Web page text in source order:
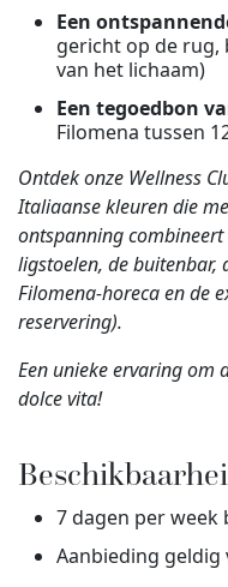
Een
gericht op de rug,
van het lichaam)
Een tegoedbon
Filomena tussen
Ontdek onze Wellness
Italiaanse kleuren die
ontspanning
ligstoelen, de buitenbar,
Filomena-horeca en de
reservering).
Een unieke ervaring om
dolce vita!
7 dagen per week
Aanbieding geldig